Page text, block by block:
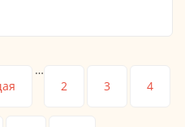
…
2
3 4